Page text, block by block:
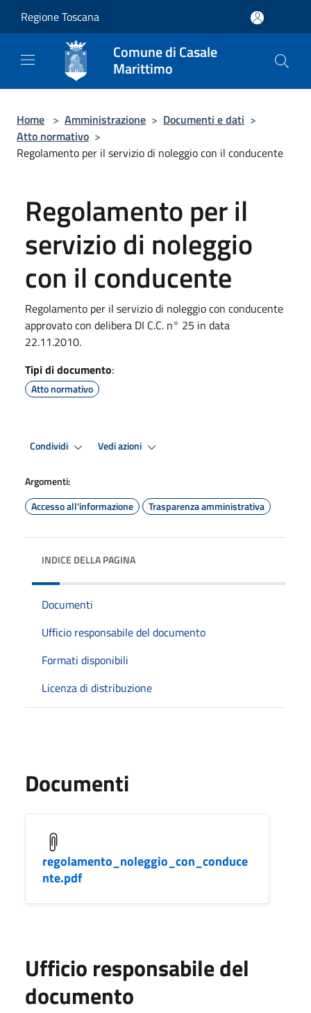
Regione Toscana
Comune di Casale
Marittimo
Home > Amministrazione > Documenti e dati >
Atto normativo >
Regolamento per il servizio di noleggio con il conducente
Regolamento per il
servizio di noleggio
con il conducente
Regolamento per il servizio di noleggio con conducente
approvato con delibera DI C.C. n° 25 in data
22.11.2010.
Tipi di documento:
Atto normativo
Condividi Vedi azioni
Argomenti:
Accesso all'informazione
Trasparenza amministrativa
INDICE DELLA PAGINA
Documenti
Ufficio responsabile del documento
Formati disponibili
Licenza di distribuzione
Documenti
regolamento_noleggio_con_conduce
nte.pdf
Ufficio responsabile del
documento